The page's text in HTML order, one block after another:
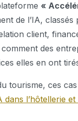
«
de l’IA,
client,
des
elles en ont
tourisme, ces
dans l’hôtellerie